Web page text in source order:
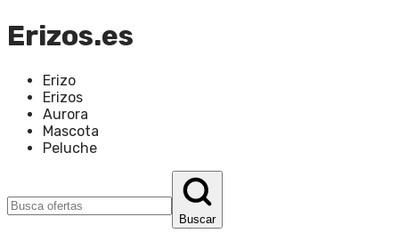
Erizos.es
Erizo
Erizos
Aurora
Mascota
Peluche
Buscar